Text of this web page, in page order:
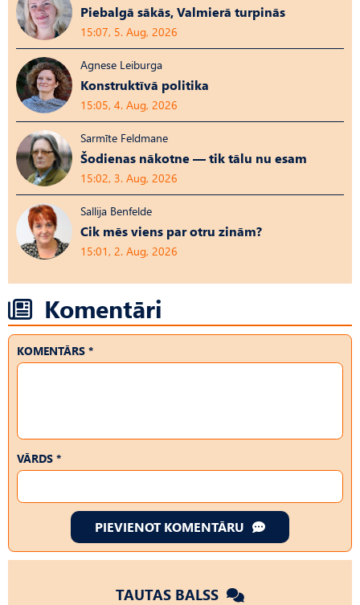
Piebalgā sākās, Valmierā turpinās
15:07, 5. Aug, 2026
Agnese Leiburga
Konstruktīvā politika
15:05, 4. Aug, 2026
Sarmīte Feldmane
Šodienas nākotne — tik tālu nu esam
15:02, 3. Aug, 2026
Sallija Benfelde
Cik mēs viens par otru zinām?
15:01, 2. Aug, 2026
Komentāri
KOMENTĀRS *
VĀRDS *
PIEVIENOT KOMENTĀRU
TAUTAS BALSS